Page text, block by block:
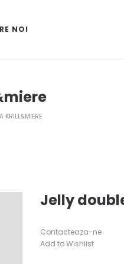
NOI
KRILL&MIERE
Jelly
Contacteaza-ne
Add to Wishlist